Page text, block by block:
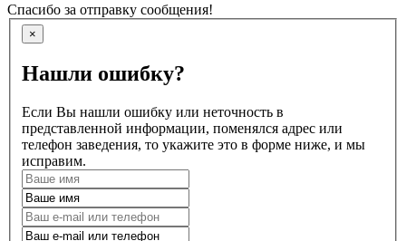
Спасибо за отправку сообщения!
×
Нашли ошибку?
Если Вы нашли ошибку или неточность в
представленной информации, поменялся адрес или
телефон заведения, то укажите это в форме ниже, и мы
исправим.